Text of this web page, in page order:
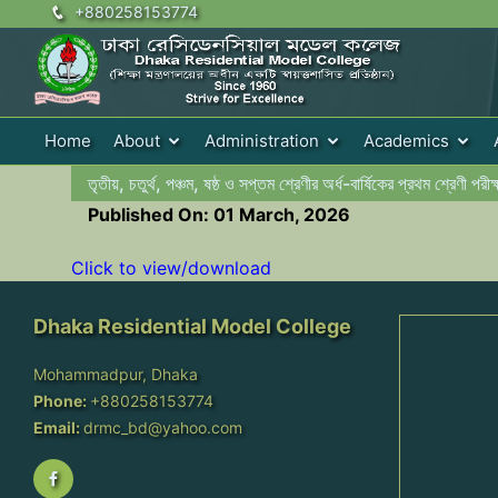
+880258153774
Home About Administration Academics
তৃতীয়, চতুর্থ, পঞ্চম, ষষ্ঠ ও সপ্তম শ্রেণীর অর্ধ-বার্ষিকের প্রথম শ্রেণী
Published On: 01 March, 2026
Click to view/download
Dhaka Residential Model College
Mohammadpur, Dhaka
Phone: +880258153774
Email: drmc_bd@yahoo.com